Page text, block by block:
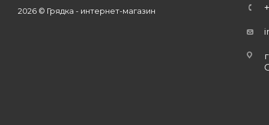
2026 © Грядка - интернет-магазин